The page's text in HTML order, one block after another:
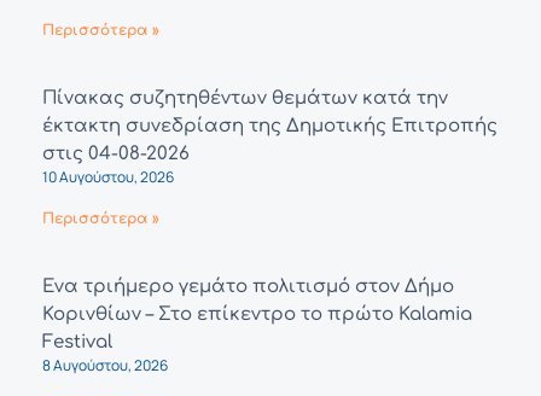
Περισσότερα »
Πίνακας συζητηθέντων θεμάτων κατά την
έκτακτη συνεδρίαση της Δημοτικής Επιτροπής
στις 04-08-2026
10 Αυγούστου, 2026
Περισσότερα »
Ένα τριήμερο γεμάτο πολιτισμό στον Δήμο
Κορινθίων – Στο επίκεντρο το πρώτο Kalamia
Festival
8 Αυγούστου, 2026